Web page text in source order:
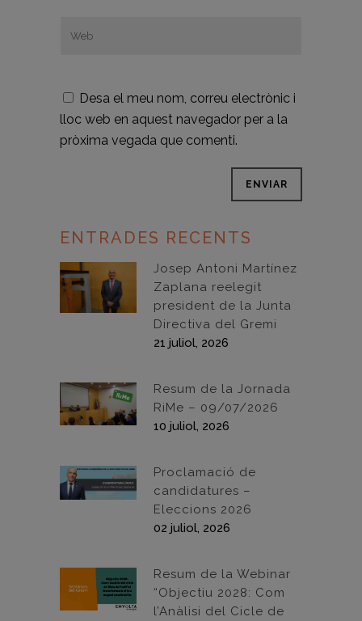
Desa el meu nom, correu electrònic i
lloc web en aquest navegador per a la
pròxima vegada que comenti.
ENTRADES RECENTS
Josep Antoni Martínez
Zaplana reelegit
president de la Junta
Directiva del Gremi
21 juliol, 2026
Resum de la Jornada
RiMe – 09/07/2026
10 juliol, 2026
Proclamació de
candidatures –
Eleccions 2026
02 juliol, 2026
Resum de la Webinar
“Objectiu 2028: Com
l’Anàlisi del Cicle de